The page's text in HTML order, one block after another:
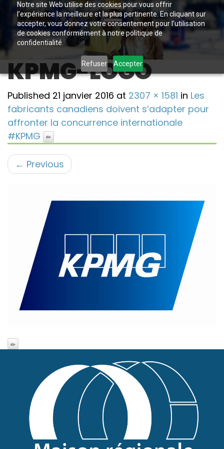
Notre site Web utilise des cookies pour vous offrir
l’expérience la meilleure et la plus pertinente. En cliquant sur
accepter, vous donnez votre consentement pour l’utilisation
de cookies conformément à notre politique de
confidentialité.
Refuser Accepter
KPMG-LOGO
Published 21 janvier 2016 at 2307 × 1581 in Les
fabricants canadiens doivent s’adapter pour
affronter la concurrence internationale
#KPMG
← Previous